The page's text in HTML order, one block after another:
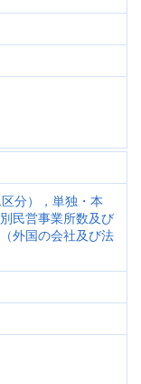
分），単独・本
民営事業所数及び
外国の会社及び法